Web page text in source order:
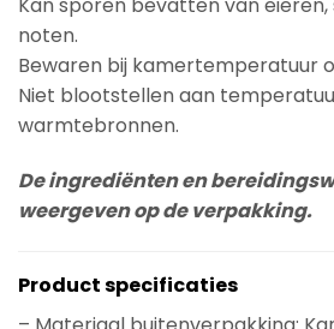
Kan sporen bevatten van
noten.
Bewaren bij kamertemperatuur
Niet blootstellen aan
warmtebronnen.
De ingrediënten en
weergeven op de verpakking.
Product specificaties